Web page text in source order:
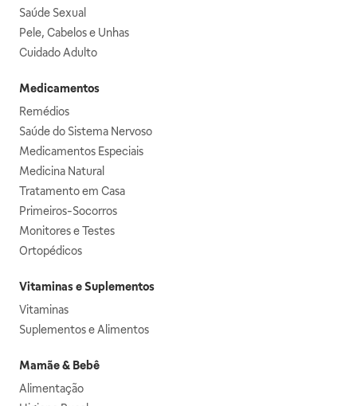
Saúde Sexual
Pele, Cabelos e Unhas
Cuidado Adulto
Medicamentos
Remédios
Saúde do Sistema Nervoso
Medicamentos Especiais
Medicina Natural
Tratamento em Casa
Primeiros-Socorros
Monitores e Testes
Ortopédicos
Vitaminas e Suplementos
Vitaminas
Suplementos e Alimentos
Mamãe & Bebê
Alimentação